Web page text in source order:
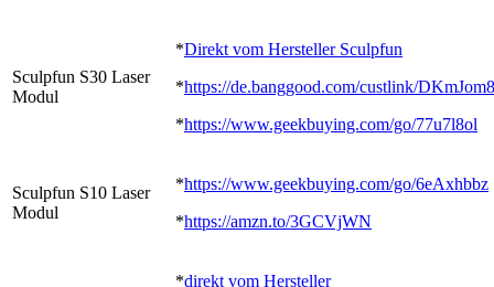
Sculpfun S30 Laser
Modul
*Direkt vom Hersteller Sculpfun
*https://de.banggood.com/custlink/
*https://www.geekbuying.com/go/77u7l8ol
Sculpfun S10 Laser
Modul
*https://www.geekbuying.com/go/6eAxhbbz
*https://amzn.to/3GCVjWN
*direkt vom Hersteller